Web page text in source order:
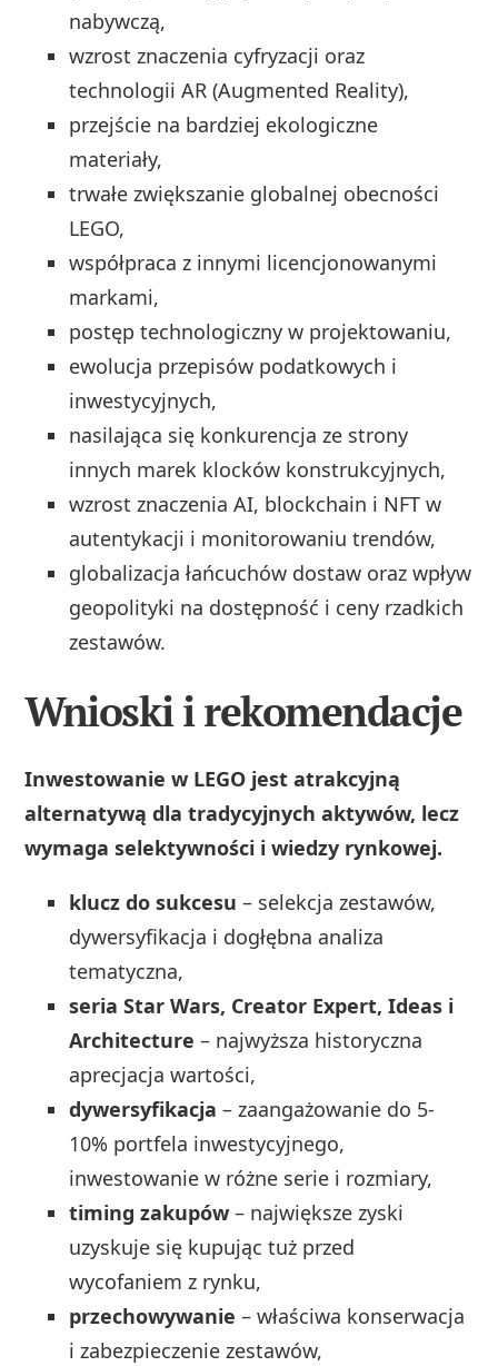
nabywczą,
wzrost znaczenia cyfryzacji oraz
technologii AR (Augmented Reality),
przejście na bardziej ekologiczne
materiały,
trwałe zwiększanie globalnej obecności
LEGO,
współpraca z innymi licencjonowanymi
markami,
postęp technologiczny w projektowaniu,
ewolucja przepisów podatkowych i
inwestycyjnych,
nasilająca się konkurencja ze strony
innych marek klocków konstrukcyjnych,
wzrost znaczenia AI, blockchain i NFT w
autentykacji i monitorowaniu trendów,
globalizacja łańcuchów dostaw oraz wpływ
geopolityki na dostępność i ceny rzadkich
zestawów.
Wnioski i rekomendacje
Inwestowanie w LEGO jest atrakcyjną
alternatywą dla tradycyjnych aktywów, lecz
wymaga selektywności i wiedzy rynkowej.
klucz do sukcesu – selekcja zestawów,
dywersyfikacja i dogłębna analiza
tematyczna,
seria Star Wars, Creator Expert, Ideas i
Architecture – najwyższa historyczna
aprecjacja wartości,
dywersyfikacja – zaangażowanie do 5-
10% portfela inwestycyjnego,
inwestowanie w różne serie i rozmiary,
timing zakupów – największe zyski
uzyskuje się kupując tuż przed
wycofaniem z rynku,
przechowywanie – właściwa konserwacja
i zabezpieczenie zestawów,